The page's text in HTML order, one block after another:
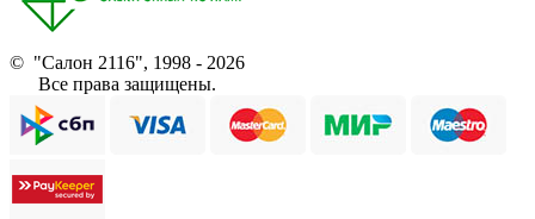
© "Салон 2116", 1998 - 2026
Все права защищены.